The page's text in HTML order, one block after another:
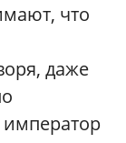
что
даже